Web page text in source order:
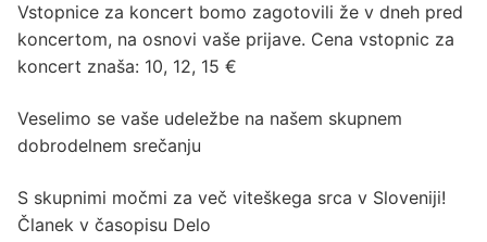
Vstopnice za koncert bomo zagotovili že v dneh pred
koncertom, na osnovi vaše prijave. Cena vstopnic za
koncert znaša: 10, 12, 15 €
Veselimo se vaše udeležbe na našem skupnem
dobrodelnem srečanju
S skupnimi močmi za več viteškega srca v Sloveniji!
Članek v časopisu Delo